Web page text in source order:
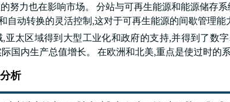
努力也在影响市场。 分站与可再生能源和能源储存
自动转换的灵活控制,这对于可再生能源的间歇管理能
亚太区域得到大型工业化和政府的支持,并得到了数
际国内生产总值增长。 在欧洲和北美,重点是使过时的
析